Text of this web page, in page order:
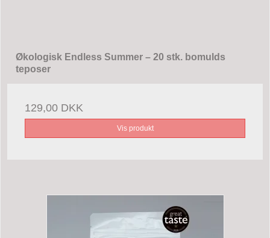
Økologisk Endless Summer – 20 stk. bomulds
teposer
129,00 DKK
Vis produkt